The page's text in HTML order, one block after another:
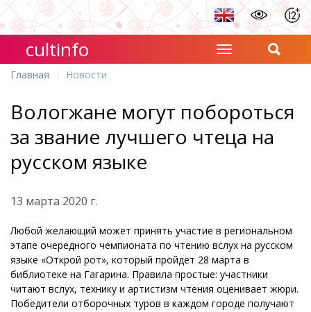
cultinfo
Главная Новости
Вологжане могут побороться
за звание лучшего чтеца на
русском языке
13 марта 2020 г.
Любой желающий может принять участие в региональном
этапе очередного чемпионата по чтению вслух на русском
языке «Открой рот», который пройдет 28 марта в
библиотеке на Гагарина. Правила простые: участники
читают вслух, технику и артистизм чтения оценивает жюри.
Победители отборочных туров в каждом городе получают